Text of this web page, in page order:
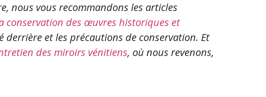
nous vous recommandons les articles
conservation des œuvres historiques et
derrière et les précautions de conservation. Et
des miroirs vénitiens, où nous revenons,